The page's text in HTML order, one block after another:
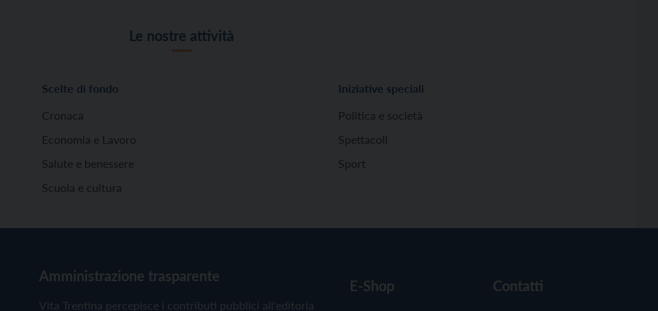
Le nostre attività
Scelte di fondo
Cronaca
Economia e Lavoro
Salute e benessere
Scuola e cultura
Iniziative speciali
Politica e società
Spettacoli
Sport
Amministrazione trasparente
Vita Trentina percepisce i contributi pubblici all'editoria
E-Shop Contatti